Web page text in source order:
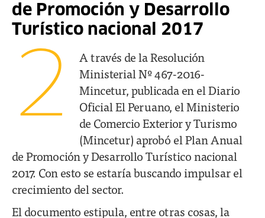
de Promoción y Desarrollo
Turístico nacional 2017
2
A través de la Resolución
Ministerial Nº 467-2016-
Mincetur, publicada en el Diario
Oficial El Peruano, el Ministerio
de Comercio Exterior y Turismo
(Mincetur) aprobó el Plan Anual
de Promoción y Desarrollo Turístico nacional
2017. Con esto se estaría buscando impulsar el
crecimiento del sector.
El documento estipula, entre otras cosas, la